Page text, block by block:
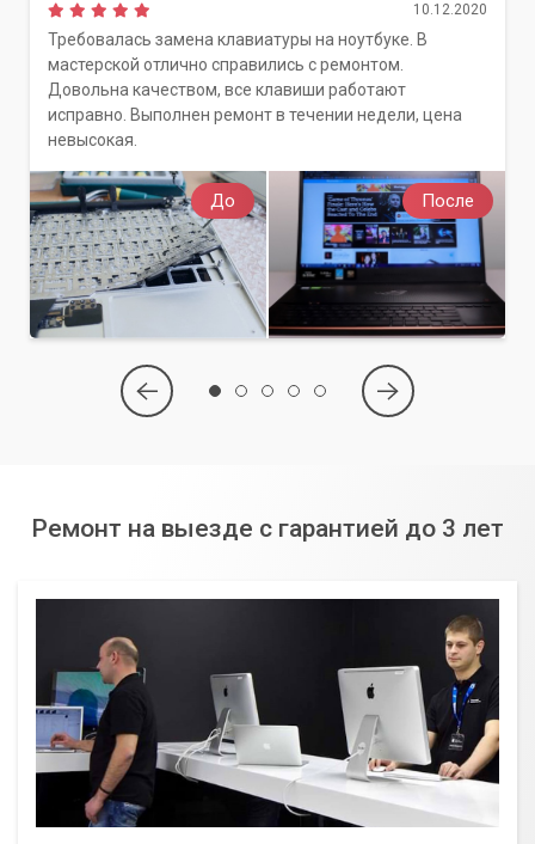
До После
10.12.2020
Требовалась замена клавиатуры на ноутбуке. В
мастерской отлично справились с ремонтом.
Довольна качеством, все клавиши работают
исправно. Выполнен ремонт в течении недели, цена
невысокая.
Ремонт на выезде с гарантией до 3 лет